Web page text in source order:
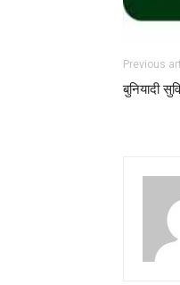
Previous
बुनियादी